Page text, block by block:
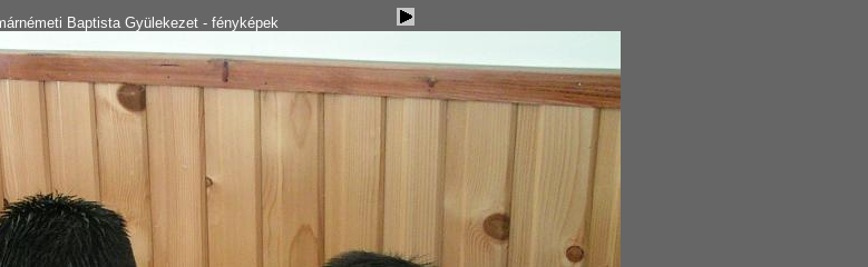
Baptista Gyülekezet - fényképek